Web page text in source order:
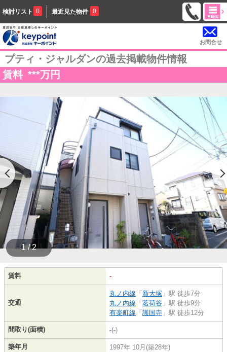
検討リスト 0 最近見た物件 0
お問合せ
プティ・ジャルダンの過去掲載物件情報
賃料 ***万円
1 / 2
賃料 -
交通
丸ノ内線 「 新大塚 」駅 徒歩7分
丸ノ内線 「 茗荷谷 」駅 徒歩9分
有楽町線 「 護国寺 」駅 徒歩12分
間取り(面積) -(-)
築年月 1997年 10月(築28年)